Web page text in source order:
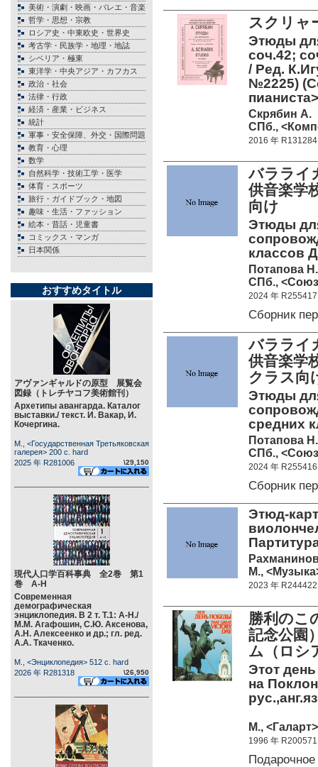
美術・演劇・映画・バレエ・音楽
哲学・思想・宗教
ロシア史・中東欧史・世界史
考古学・民族学・地理・地誌
シベリア・極東
東洋学・中央アジア・カフカス
政治・社会
法律・行政
経済・産業・ビジネス
統計
軍事・安全保障、外交・国際問題
教育・心理
数学
自然科学・技術工学・医学
体育・スポーツ
旅行・ガイドブック・地図
趣味・生活・ファッション
絵本・昔話・児童書
コミックス・マンガ
日本関係
おすすめタイトル
アヴァンギャルドの原型 展覧会
図録（トレチヤコフ美術館刊）
Архетипы авангарда. Каталог
выставки./ текст. И. Вакар, И.
Кочергина.
М., <Государственная Третьяковская
галерея> 200 c. hard
2025 年 R281006
\29,150
現代人口学百科事典 全2巻 第1
巻 А-Н
Современная
демографическая
энциклопедия. В 2 т. Т.1: А-Н./
М.М. Агафошин, С.Ю. Аксенова,
А.Н. Алексеенко и др.; гл. ред.
А.А. Ткаченко.
М., <Энциклопедия> 512 c. hard
2026 年 R281318
\26,950
スクリ
Этюды
соч.42;
/ Ред.
№2225)
Скрябин А.
СПб.,
2016 年 R131284
バララ
供音楽学
向け
Этюды
классов
Потапова Н.
СПб., <Союз
2024 年 R255417
Сборник
バララ
供音楽学
クラス
Этюды
средних
Потапова Н.
СПб., <Союз
2024 年 R255416
Сборник
Этюд-
М.,
2023 年 R244422
勝利のこ
記念公園
ム（ロシ
Этот
на
М.,
1996 年 R200571